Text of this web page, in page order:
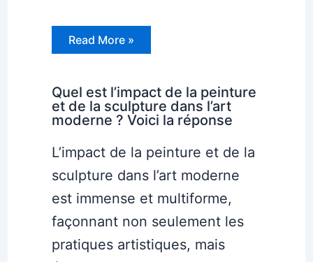
Read More »
Quel est l’impact de la peinture
et de la sculpture dans l’art
moderne ? Voici la réponse
L’impact de la peinture et de la
sculpture dans l’art moderne
est immense et multiforme,
façonnant non seulement les
pratiques artistiques, mais